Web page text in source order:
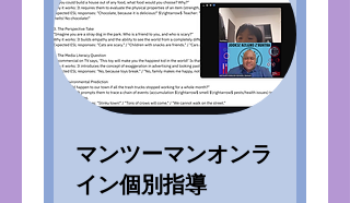
マンツーマンオンラ
イン個別指導